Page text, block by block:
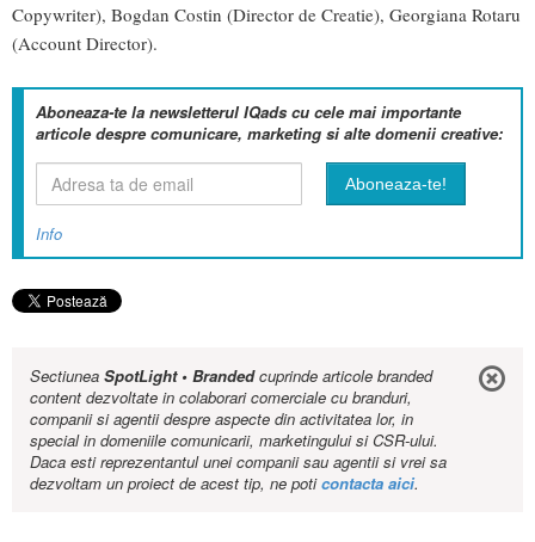
Copywriter), Bogdan Costin (Director de Creatie), Georgiana Rotaru
(Account Director).
Aboneaza-te la newsletterul IQads cu cele mai importante
articole despre comunicare, marketing si alte domenii creative:
Info
Sectiunea SpotLight • Brandedcuprinde articole branded
content dezvoltate in colaborari comerciale cu branduri,
companii si agentii despre aspecte din activitatea lor, in
special in domeniile comunicarii, marketingului si CSR-ului.
Daca esti reprezentantul unei companii sau agentii si vrei sa
dezvoltam un proiect de acest tip, ne poticontacta aici.